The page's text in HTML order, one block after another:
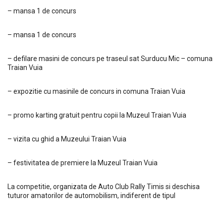
– mansa 1 de concurs
– mansa 1 de concurs
– defilare masini de concurs pe traseul sat Surducu Mic – comuna
Traian Vuia
– expozitie cu masinile de concurs in comuna Traian Vuia
– promo karting gratuit pentru copii la Muzeul Traian Vuia
– vizita cu ghid a Muzeului Traian Vuia
– festivitatea de premiere la Muzeul Traian Vuia
La competitie, organizata de Auto Club Rally Timis si deschisa
tuturor amatorilor de automobilism, indiferent de tipul